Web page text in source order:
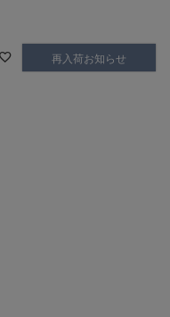
再入荷お知らせ